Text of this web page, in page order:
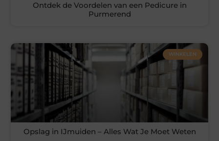
Ontdek de Voordelen van een Pedicure in
Purmerend
WINKELEN
Opslag in IJmuiden – Alles Wat Je Moet Weten